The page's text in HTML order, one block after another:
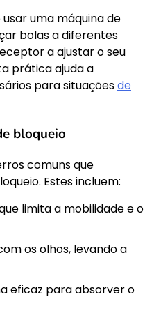
uma máquina de
bolas a diferentes
a ajustar o seu
prática ajuda a
para situaçõesde
bloqueio
comuns que
Estes incluem:
limita a mobilidade e o
os olhos, levando a
eficaz para absorver o